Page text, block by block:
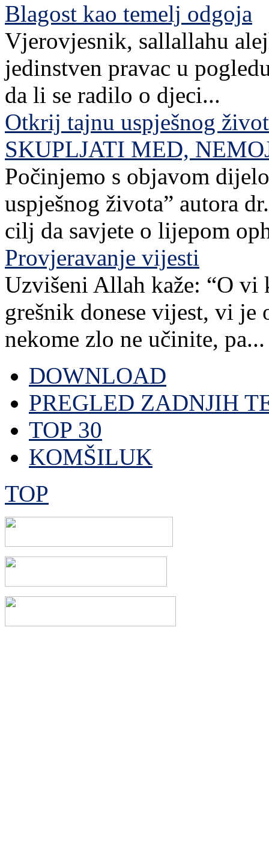
Blagost kao temelj odgoja
Vjerovjesnik, sallallahu
jedinstven pravac u
da li se radilo o djeci...
Otkrij tajnu uspješnog
SKUPLJATI MED,
Počinjemo s objavom
uspješnog života” autora
cilj da savjete o lijepom
Provjeravanje vijesti
Uzvišeni Allah kaže: “O
grešnik donese vijest, vi je
nekome zlo ne učinite, pa...
DOWNLOAD
PREGLED ZADNJIH
TOP 30
KOMŠILUK
TOP